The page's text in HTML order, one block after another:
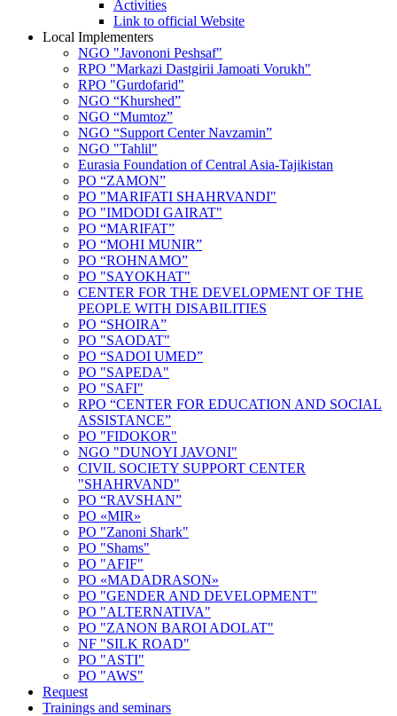
Activities
Link to official Website
Local Implementers
NGO "Javononi Peshsaf"
RPO "Markazi Dastgirii Jamoati Vorukh"
RPO "Gurdofarid"
NGO “Khurshed”
NGO “Mumtoz”
NGO “Support Center Navzamin”
NGO "Tahlil"
Eurasia Foundation of Central Asia-Tajikistan
PO “ZAMON”
PO "MARIFATI SHAHRVANDI"
PO "IMDODI GAIRAT"
PO “MARIFAT”
PO “MOHI MUNIR”
PO “ROHNAMO”
PO "SAYOKHAT"
CENTER FOR THE DEVELOPMENT OF THE
PEOPLE WITH DISABILITIES
PO “SHOIRA”
PO "SAODAT"
PO “SADOI UMED”
PO "SAPEDA"
PO "SAFI"
RPO “CENTER FOR EDUCATION AND SOCIAL
ASSISTANCE”
PO "FIDOKOR"
NGO "DUNOYI JAVONI"
CIVIL SOCIETY SUPPORT CENTER
"SHAHRVAND"
PO “RAVSHAN”
PO «MIR»
PO "Zanoni Shark"
PO "Shams"
PO "AFIF"
PO «MADADRASON»
PO "GENDER AND DEVELOPMENT"
PO "ALTERNATIVA"
PO "ZANON BAROI ADOLAT"
NF "SILK ROAD"
PO "ASTI"
PO "AWS"
Request
Trainings and seminars